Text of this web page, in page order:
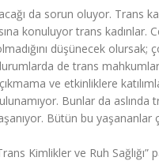
da sorun oluyor. Trans
konuluyor trans kadınlar.
düşünecek
de trans
ve etkinliklere
Bunlar da aslında
Bütün bu
Kimlikler ve Ruh